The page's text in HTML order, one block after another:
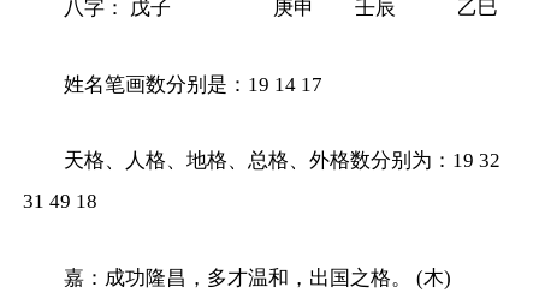
八字： 戊子 庚申 壬辰 乙巳
姓名笔画数分别是：19 14 17
天格、人格、地格、总格、外格数分别为：19 32
31 49 18
嘉：成功隆昌，多才温和，出国之格。 (木)